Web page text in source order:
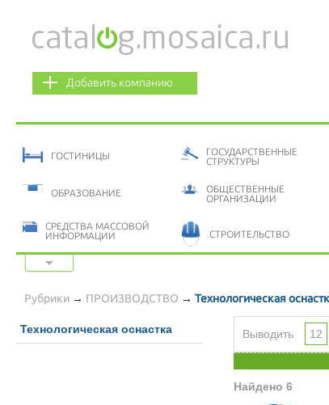
Добавить компанию
ГОСТИНИЦЫ
ГОСУДАРСТВЕННЫЕ
СТРУКТУРЫ
ОБРАЗОВАНИЕ
ОБЩЕСТВЕННЫЕ
ОРГАНИЗАЦИИ
СРЕДСТВА МАССОВОЙ
ИНФОРМАЦИИ
СТРОИТЕЛЬСТВО
ФИНАНСОВЫЕ УСЛУГИ
Рубрики → ПРОИЗВОДСТВО → Технологическая
Технологическая оснастка Выводить 12
Найдено 6